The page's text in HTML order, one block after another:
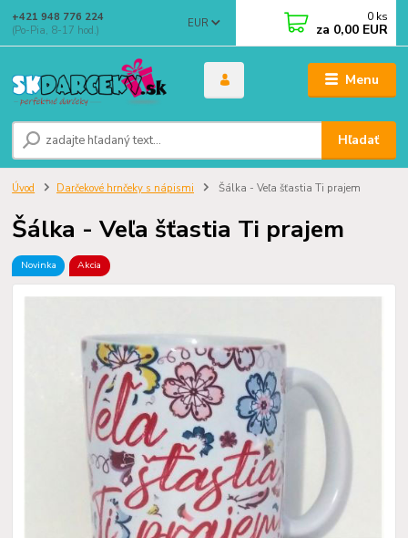
Menu
EUR
Hľadať
+421 948 776 224
(Po-Pia, 8-17 hod.)
0 ks
za 0,00 EUR
Úvod Darčekové hrnčeky s nápismi Šálka - Veľa šťastia Ti prajem
Šálka - Veľa šťastia Ti prajem
Novinka Akcia